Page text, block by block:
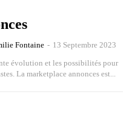
Fontaine - 13 Septembre 2023
évolution et les possibilités pour
La marketplace annonces est...